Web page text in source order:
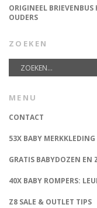
ORIGINEEL BRIEVENBUS
OUDERS
ZOEKEN
MENU
CONTACT
53X BABY
GRATIS BABYDOZEN EN
40X BABY ROMPERS:
Z8 SALE & OUTLET TIPS